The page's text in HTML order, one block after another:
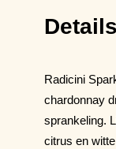
Radicini
chardonnay
sprankeling.
citrus en